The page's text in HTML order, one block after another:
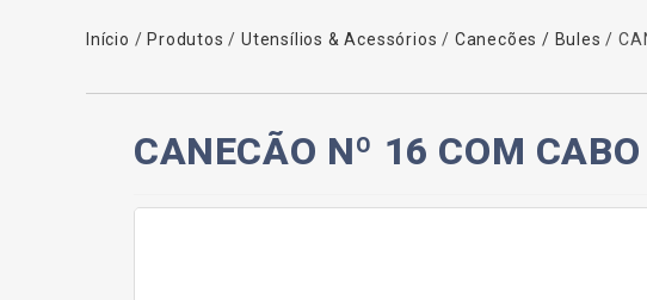
Início / Produtos /Utensílios & Acessórios / Canecões / Bules /
CANECÃO Nº 16 COM